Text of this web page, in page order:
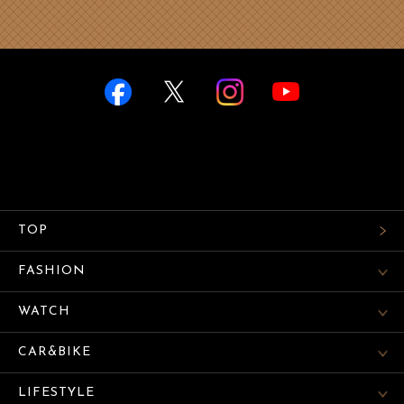
TOP
FASHION
WATCH
CAR&BIKE
LIFESTYLE